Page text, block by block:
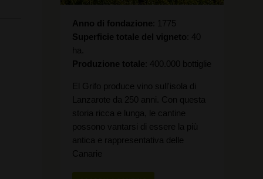
Anno di fondazione
1775
Superficie totale del vigneto 40
ha.
Produzione totale 400.000 bottiglie
El Grifo produce vino sull'isola di
Lanzarote da 250 anni. Con questa
storia ricca e lunga, le cantine
possono vantarsi di essere la più
antica e rappresentativa delle
Canarie